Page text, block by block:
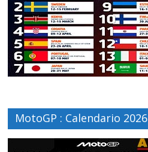
MotoGP : Calendario 2026